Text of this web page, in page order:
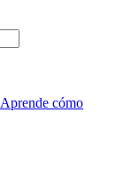
Aprende cómo